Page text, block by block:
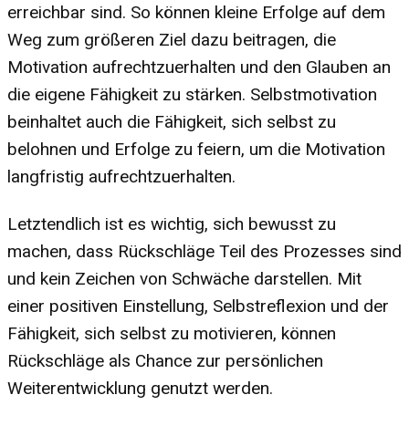
erreichbar sind. So können kleine Erfolge auf dem
Weg zum größeren Ziel dazu beitragen, die
Motivation aufrechtzuerhalten und den Glauben an
die eigene Fähigkeit zu stärken. Selbstmotivation
beinhaltet auch die Fähigkeit, sich selbst zu
belohnen und Erfolge zu feiern, um die Motivation
langfristig aufrechtzuerhalten.
Letztendlich ist es wichtig, sich bewusst zu
machen, dass Rückschläge Teil des Prozesses sind
und kein Zeichen von Schwäche darstellen. Mit
einer positiven Einstellung, Selbstreflexion und der
Fähigkeit, sich selbst zu motivieren, können
Rückschläge als Chance zur persönlichen
Weiterentwicklung genutzt werden.